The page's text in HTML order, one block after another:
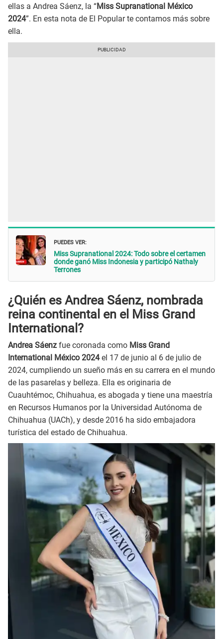
ellas a Andrea Sáenz, la “Miss Supranational México
2024”. En esta nota de El Popular te contamos más sobre
ella.
PUEDES VER:
Miss Supranational 2024: Todo sobre el certamen
donde ganó Miss Indonesia y participó Nathaly
Terrones
¿Quién es Andrea Sáenz, nombrada
reina continental en el Miss Grand
International?
Andrea Sáenz fue coronada como Miss Grand
International México 2024el 17 de junio al 6 de julio de
2024, cumpliendo un sueño más en su carrera en el mundo
de las pasarelas y belleza. Ella es originaria de
Cuauhtémoc, Chihuahua, es abogada y tiene una maestría
en Recursos Humanos por la Universidad Autónoma de
Chihuahua (UACh), y desde 2016 ha sido embajadora
turística del estado de Chihuahua.